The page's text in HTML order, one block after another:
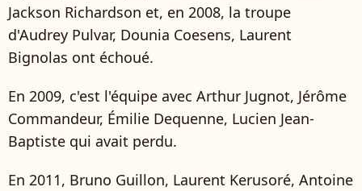
Jackson Richardson et, en 2008, la troupe
d'Audrey Pulvar, Dounia Coesens, Laurent
Bignolas ont échoué.
En 2009, c'est l'équipe avec Arthur Jugnot, Jérôme
Commandeur, Émilie Dequenne, Lucien Jean-
Baptiste qui avait perdu.
En 2011, Bruno Guillon, Laurent Kerusoré, Antoine